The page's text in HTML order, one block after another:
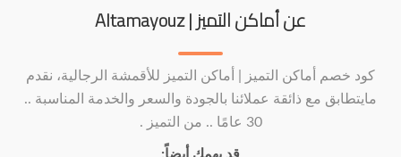
عن أماكن التميز | Altamayouz
كود خصم أماكن التميز | أماكن التميز للأقمشة الرجالية، نقدم
مايتطابق مع ذائقة عملائنا بالجودة والسعر والخدمة المناسبة ..
30 عامًا .. من التميز .